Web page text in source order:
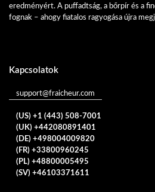
eredményért. A puffadtság, a bőrpír és a
fognak – ahogy fiatalos ragyogása újra
Kapcsolatok
support@fraicheur.com
(US) +1 (443) 508-7001
(UK) +442080891401
(DE) +498004009820
(FR) +33800960245
(PL) +48800005495
(SV) +46103371611